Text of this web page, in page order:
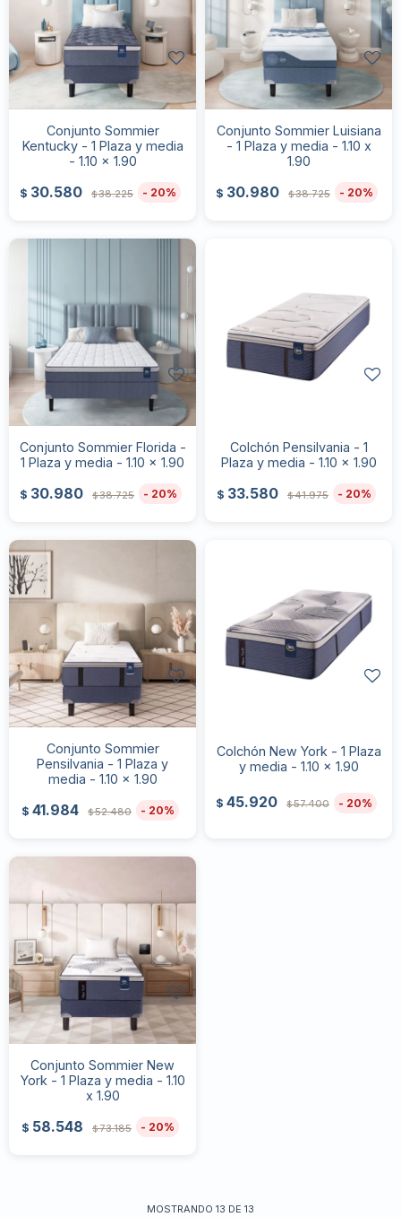
Conjunto Sommier
Kentucky - 1 Plaza y media
- 1.10 x 1.90
$ 30.580 $38.225 20
Conjunto Sommier Luisiana
- 1 Plaza y media - 1.10 x
1.90
$ 30.980 $38.725 20
Conjunto Sommier Florida -
1 Plaza y media - 1.10 x 1.90
$ 30.980 $38.725 20
Colchón Pensilvania - 1
Plaza y media - 1.10 x 1.90
$ 33.580 $41.975 20
Conjunto Sommier
Pensilvania - 1 Plaza y
media - 1.10 x 1.90
$ 41.984 $52.480 20
Colchón New York - 1 Plaza
y media - 1.10 x 1.90
$ 45.920 $57.400 20
Conjunto Sommier New
York - 1 Plaza y media - 1.10
x 1.90
$ 58.548 $73.185 20
MOSTRANDO 13 DE 13